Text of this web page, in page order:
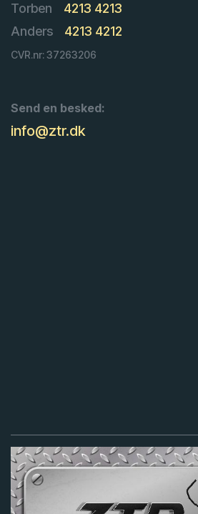
Torben
4213 4213
Anders
4213 4212
CVR.nr: 37263206
Send en besked:
info@ztr.dk